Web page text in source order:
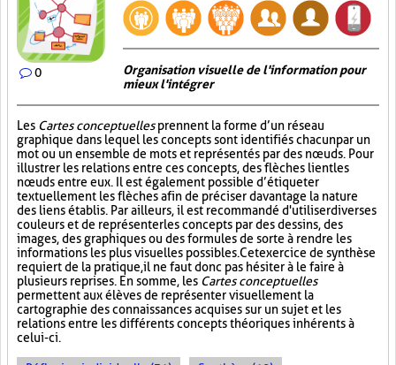
0
Organisation visuelle de l'information pour
mieux l'intégrer
Les Cartes conceptuellesprennent la forme d’un réseau
graphique dans lequel les concepts sont identifiés chacun par un
mot ou un ensemble de mots et représentés par des nœuds. Pour
illustrer les relations entre ces concepts, des flèches lient les
nœuds entre eux. Il est également possible d’étiqueter
textuellement les flèches afin de préciser davantage la nature
des liens établis. Par ailleurs, il est recommandé d'utiliser diverses
couleurs et de représenter les concepts par des dessins, des
images, des graphiques ou des formules de sorte à rendre les
informations les plus visuelles possibles. Cet exercice de synthèse
requiert de la pratique, il ne faut donc pas hésiter à le faire à
plusieurs reprises. En somme, les Cartes conceptuelles
permettent aux élèves de représenter visuellement la
cartographie des connaissances acquises sur un sujet et les
relations entre les différents concepts théoriques inhérents à
celui-ci.